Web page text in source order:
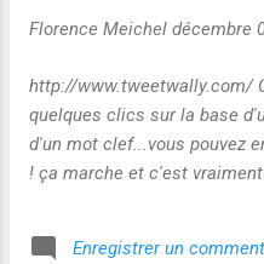
Florence Meichel décembre
http://www.tweetwally.com/
quelques clics sur la base
d'un mot clef...vous pouvez
! ça marche et c'est
Enregistrer un